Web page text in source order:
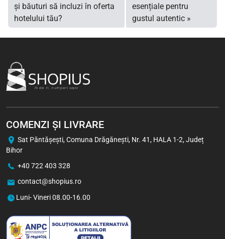
și băuturi să incluzi în oferta
hotelului tău?
esențiale pentru
gustul autentic
COMENZI ȘI LIVRARE
Sat Păntăşeşti, Comuna Drăgăneşti, Nr. 41, HALA 1-2, Județ
Bihor
+40 722 403 328
contact@shopius.ro
Luni- Vineri 08.00-16.00